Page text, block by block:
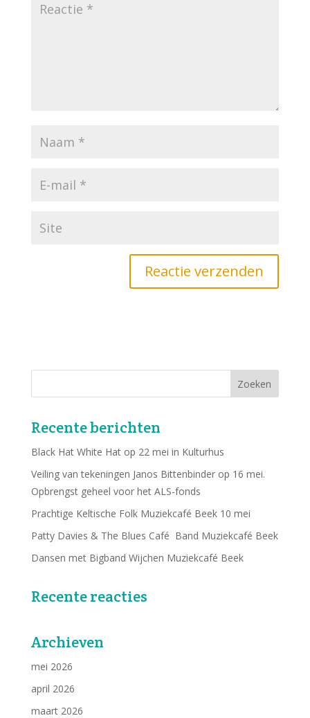
Recente berichten
Black Hat White Hat op 22 mei in Kulturhus
Veiling van tekeningen Janos Bittenbinder op 16 mei.
Opbrengst geheel voor het ALS-fonds
Prachtige Keltische Folk Muziekcafé Beek 10 mei
Patty Davies & The Blues Café Band Muziekcafé Beek
Dansen met Bigband Wijchen Muziekcafé Beek
Recente reacties
Archieven
mei 2026
april 2026
maart 2026